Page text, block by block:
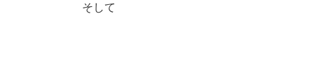
そして